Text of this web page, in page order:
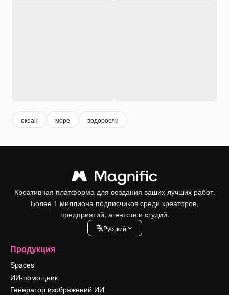
океан море водоросли
Креативная платформа для создания ваших лучших работ.
Более 1 миллиона подписчиков среди креаторов,
предприятий, агентств и студий.
Pусский
Продукция
Spaces
ИИ-помощник
Генератор изображений ИИ